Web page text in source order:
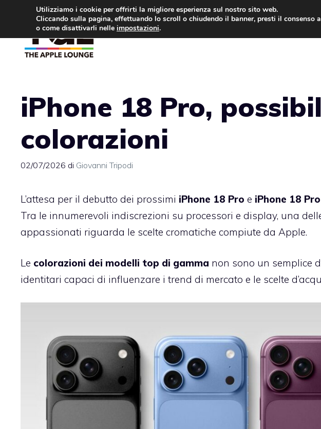
contenuto
iPhone 18 Pro,
colorazioni
02/07/2026 di Giovanni Tripodi
L’attesa per il debutto dei prossimi iPhone 18 Pro e iPhone 18
Tra le innumerevoli indiscrezioni su processori e display, una
appassionati riguarda le scelte cromatiche compiute da Apple.
Le colorazioni dei modelli top di gamma non sono un semplice
identitari capaci di influenzare i trend di mercato e le scelte
Utilizziamo i cookie per offrirti la migliore esperienza sul nostro sito web.
Cliccando sulla pagina, effettuando lo scroll o chiudendo il banner, presti il
o come disattivarli nelle impostazioni.